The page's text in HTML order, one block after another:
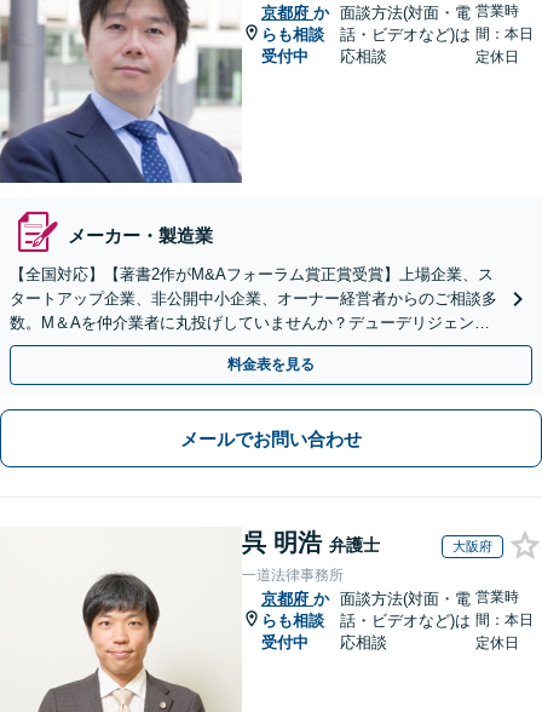
京都府 か
らも相談
受付中
面談方法(対面・電
話・ビデオなど)は
応相談
営業時
間：本日
定休日
メーカー・製造業
【全国対応】【著書2作がM&Aフォーラム賞正賞受賞】上場企業、ス
タートアップ企業、非公開中小企業、オーナー経営者からのご相談多
数。M＆Aを仲介業者に丸投げしていませんか？デューデリジェンス
や契約書作成・交渉はお任せください【初回無料】
料金表を見る
メールでお問い合わせ
呉 明浩 弁護士 大阪府
一道法律事務所
京都府 か
らも相談
受付中
面談方法(対面・電
話・ビデオなど)は
応相談
営業時
間：本日
定休日